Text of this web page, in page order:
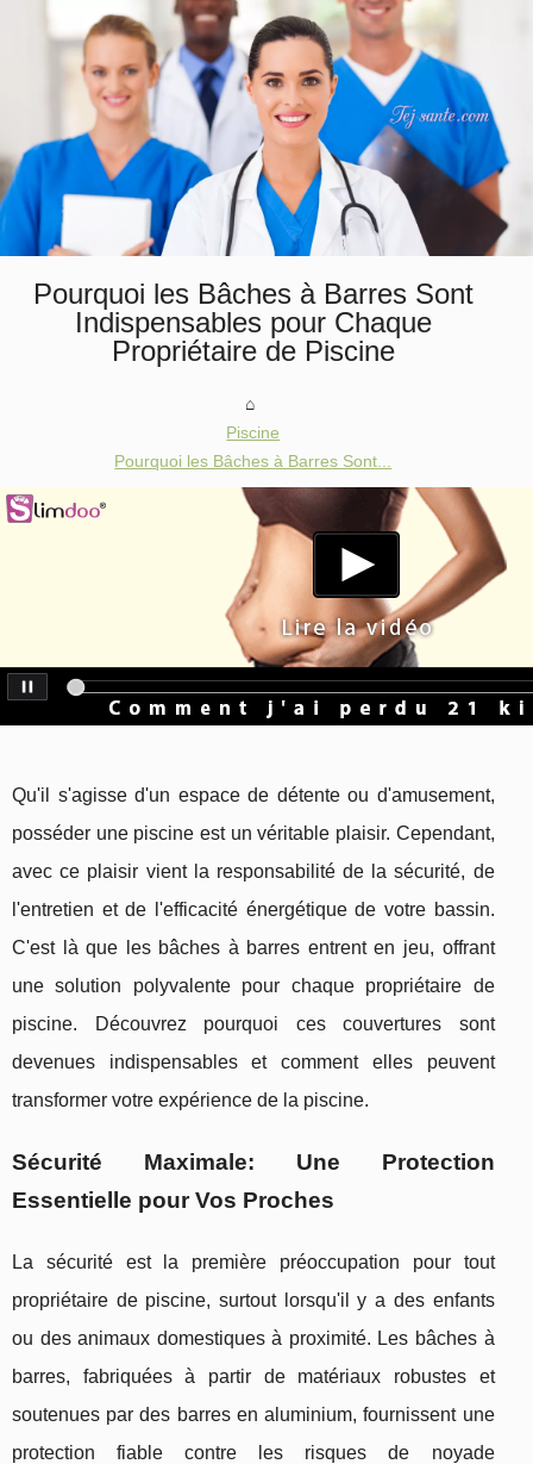
Pourquoi les Bâches à Barres Sont
Indispensables pour Chaque
Propriétaire de Piscine
Piscine
Pourquoi les Bâches à Barres Sont...
Qu'il s'agisse d'un espace de détente ou d'amusement,
posséder une piscine est un véritable plaisir. Cependant,
avec ce plaisir vient la responsabilité de la sécurité, de
l'entretien et de l'efficacité énergétique de votre bassin.
C'est là que les bâches à barres entrent en jeu, offrant
une solution polyvalente pour chaque propriétaire de
piscine. Découvrez pourquoi ces couvertures sont
devenues indispensables et comment elles peuvent
transformer votre expérience de la piscine.
Sécurité Maximale: Une Protection
Essentielle pour Vos Proches
La sécurité est la première préoccupation pour tout
propriétaire de piscine, surtout lorsqu'il y a des enfants
ou des animaux domestiques à proximité. Les bâches à
barres, fabriquées à partir de matériaux robustes et
soutenues par des barres en aluminium, fournissent une
protection fiable contre les risques de noyade